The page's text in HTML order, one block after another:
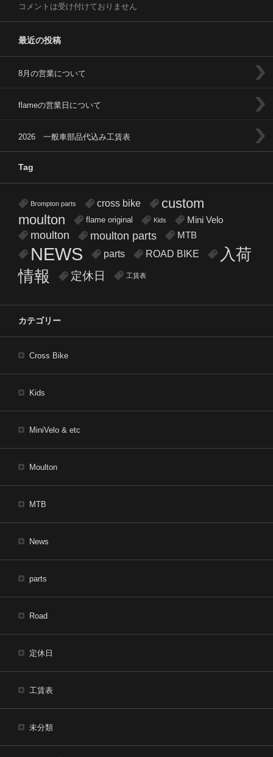
コメントは受け付けておりません
最近の投稿
8月の営業について
flameの営業日について
2026 一般車部品代込み工賃表
Tag
Brompton parts cross bike
custom
moulton
flame original Kids Mini Velo
moulton moulton parts MTB
NEWS parts ROAD BIKE
入荷
情報
定休日 工賃表
カテゴリー
Cross Bike
Kids
MiniVelo & etc
Moulton
MTB
News
parts
Road
定休日
工賃表
未分類